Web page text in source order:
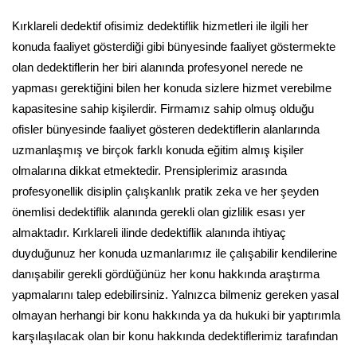
Kırklareli dedektif ofisimiz dedektiflik hizmetleri ile ilgili her
konuda faaliyet gösterdiği gibi bünyesinde faaliyet göstermekte
olan dedektiflerin her biri alanında profesyonel nerede ne
yapması gerektiğini bilen her konuda sizlere hizmet verebilme
kapasitesine sahip kişilerdir. Firmamız sahip olmuş olduğu
ofisler bünyesinde faaliyet gösteren dedektiflerin alanlarında
uzmanlaşmış ve birçok farklı konuda eğitim almış kişiler
olmalarına dikkat etmektedir. Prensiplerimiz arasında
profesyonellik disiplin çalışkanlık pratik zeka ve her şeyden
önemlisi dedektiflik alanında gerekli olan gizlilik esası yer
almaktadır. Kırklareli ilinde dedektiflik alanında ihtiyaç
duyduğunuz her konuda uzmanlarımız ile çalışabilir kendilerine
danışabilir gerekli gördüğünüz her konu hakkında araştırma
yapmalarını talep edebilirsiniz. Yalnızca bilmeniz gereken yasal
olmayan herhangi bir konu hakkında ya da hukuki bir yaptırımla
karşılaşılacak olan bir konu hakkında dedektiflerimiz tarafından